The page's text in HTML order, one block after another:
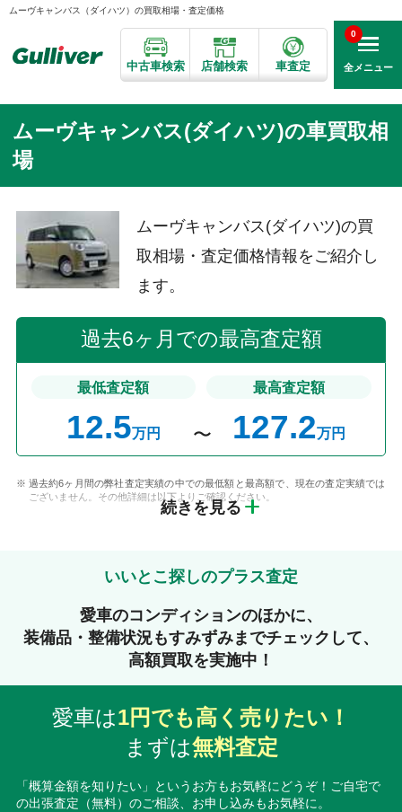
ムーヴキャンバス（ダイハツ）の買取相場・査定価格
中古車検索 店舗検索 車査定 全メニュー
0
ムーヴキャンバス(ダイハツ)の車買取相
場
ムーヴキャンバス(ダイハツ)の買
取相場・査定価格情報をご紹介し
ます。
過去6ヶ月での最高査定額
最低査定額
12.5万円
最高査定額
127.2万円
過去約6ヶ月間の弊社査定実績の中での最低額と最高額で、現在の査定実績では
ございません。その他詳細は以下よりご確認ください。
続きを見る
いいとこ探しのプラス査定
愛車のコンディションのほかに、
装備品・整備状況もすみずみまでチェックして、
高額買取を実施中！
愛車は1円でも高く売りたい！
まずは無料査定
「概算金額を知りたい」というお方もお気軽にどうぞ！ご自宅で
の出張査定（無料）のご相談、お申し込みもお気軽に。